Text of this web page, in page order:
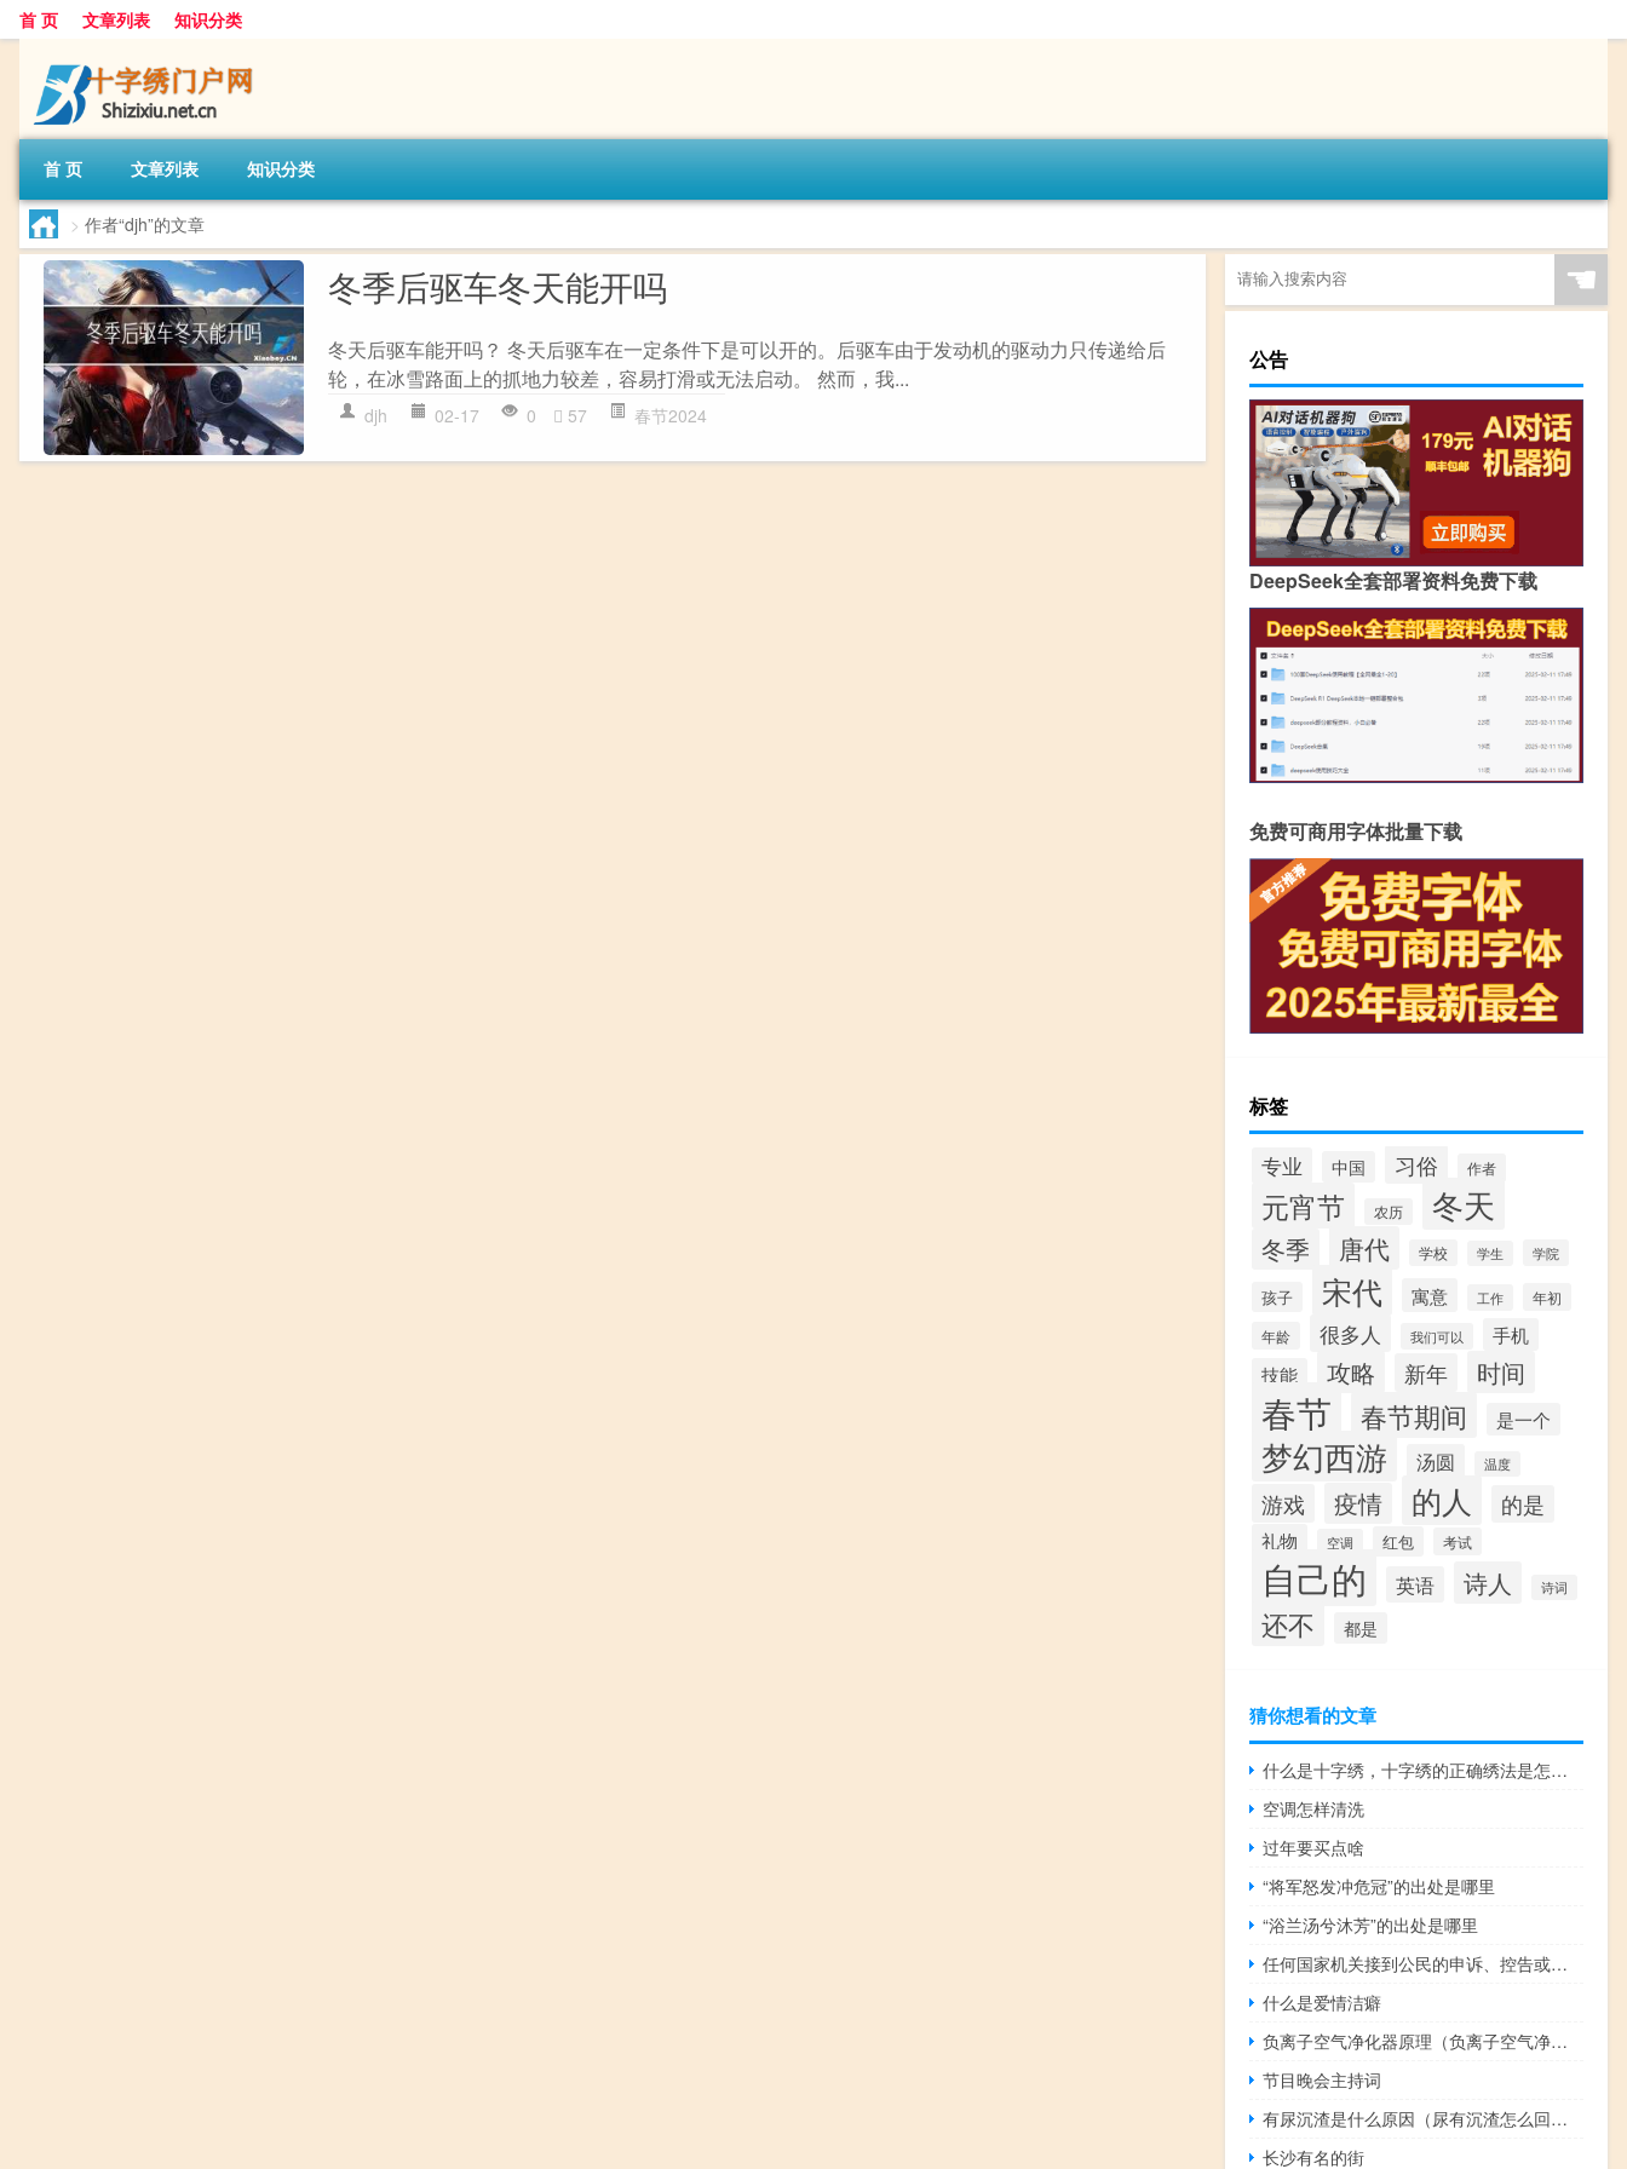
首 页 文章列表 知识分类
首 页 文章列表 知识分类
> 作者“djh”的文章
冬季后驱车冬天能开吗
冬天后驱车能开吗？ 冬天后驱车在一定条件下是可以开的。后驱车由于发动机的驱动力只传递给后
轮，在冰雪路面上的抓地力较差，容易打滑或无法启动。 然而，我...
djh 02-17 0 57 春节2024
☚
公告
DeepSeek全套部署资料免费下载
免费可商用字体批量下载
标签
专业 中国 习俗 作者
元宵节 农历 冬天
冬季 唐代 学校 学生 学院
孩子 宋代 寓意 工作
年初
年龄
很多人 我们可以
手机
技能
攻略 新年 时间
春节 春节期间 是一个
梦幻西游 汤圆 温度
游戏 疫情 的人 的是
礼物 空调 红包 考试
自己的 英语 诗人 诗词
还不 都是
猜你想看的文章
什么是十字绣，十字绣的正确绣法是怎样绣的？
空调怎样清洗
过年要买点啥
“将军怒发冲危冠”的出处是哪里
“浴兰汤兮沐芳”的出处是哪里
任何国家机关接到公民的申诉、控告或者检举后都必须查清事实
什么是爱情洁癖
负离子空气净化器原理（负离子空气净化器原理）
节目晚会主持词
有尿沉渣是什么原因（尿有沉渣怎么回事）
长沙有名的街